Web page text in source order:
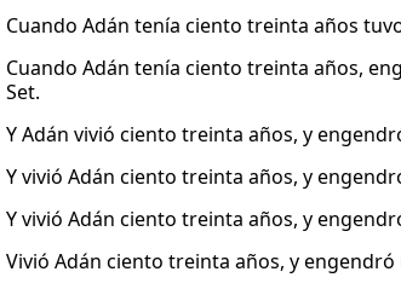
Cuando Adán tenía ciento treinta años
Cuando Adán tenía ciento treinta años,
Set.
Y Adán vivió ciento treinta años, y
Y vivió Adán ciento treinta años, y
Y vivió Adán ciento treinta años, y
Vivió Adán ciento treinta años, y